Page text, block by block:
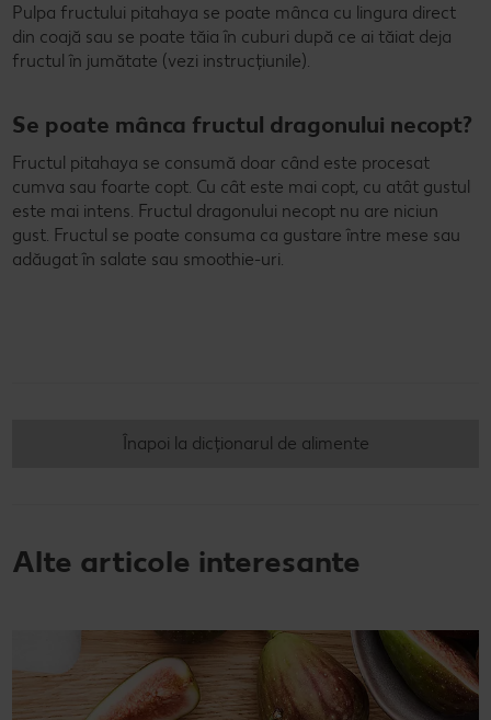
Pulpa fructului pitahaya se poate mânca cu lingura direct
din coajă sau se poate tăia în cuburi după ce ai tăiat deja
fructul în jumătate (vezi instrucțiunile).
Se poate mânca fructul dragonului necopt?
Fructul pitahaya se consumă doar când este procesat
cumva sau foarte copt. Cu cât este mai copt, cu atât gustul
este mai intens. Fructul dragonului necopt nu are niciun
gust. Fructul se poate consuma ca gustare între mese sau
adăugat în salate sau smoothie-uri.
Înapoi la dicționarul de alimente
Alte articole interesante